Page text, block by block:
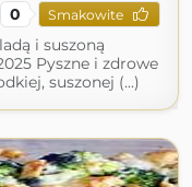
0 Smakowite
i suszoną
Pyszne i zdrowe
suszonej (...)